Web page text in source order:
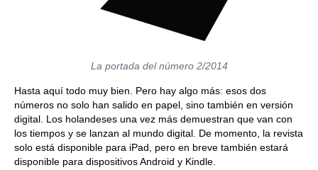
La portada del número 2/2014
Hasta aquí todo muy bien. Pero hay algo más: esos dos
números no solo han salido en papel, sino también en versión
digital. Los holandeses una vez más demuestran que van con
los tiempos y se lanzan al mundo digital. De momento, la revista
solo está disponible para iPad, pero en breve también estará
disponible para dispositivos Android y Kindle.